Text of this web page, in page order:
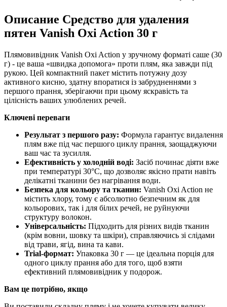
Описание Средство для удаления
пятен Vanish Oxi Action 30 г
Плямовивідник Vanish Oxi Action у зручному форматі саше (30
г) - це ваша «швидка допомога» проти плям, яка завжди під
рукою. Цей компактний пакет містить потужну дозу
активного кисню, здатну впоратися із забрудненнями з
першого прання, зберігаючи при цьому яскравість та
цілісність ваших улюблених речей.
Ключеві переваги
Результат з першого разу: Формула гарантує видалення
плям вже під час першого циклу прання, заощаджуючи
ваш час та зусилля.
Ефективність у холодній воді: Засіб починає діяти вже
при температурі 30°C, що дозволяє якісно прати навіть
делікатні тканини без нагрівання води.
Безпека для кольору та тканин: Vanish Oxi Action не
містить хлору, тому є абсолютно безпечним як для
кольорових, так і для білих речей, не руйнуючи
структуру волокон.
Універсальність: Підходить для різних видів тканин
(крім вовни, шовку та шкіри), справляючись зі слідами
від трави, ягід, вина та кави.
Trial-формат: Упаковка 30 г — це ідеальна порція для
одного циклу прання або для того, щоб взяти
ефективний плямовивідник у подорож.
Вам це потрібно, якщо